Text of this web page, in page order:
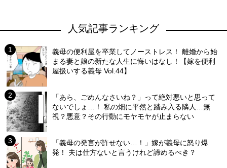
人気記事ランキング
義母の便利屋を卒業してノーストレス！ 離婚から始
まる妻と娘の新たな人生に悔いはなし！【嫁を便利
屋扱いする義母 Vol.44】
「あら、ごめんなさいね？」って絶対悪いと思って
ないでしょ…！ 私の畑に平然と踏み入る隣人…無
視？悪意？その行動にモヤモヤが止まらない
「義母の発言が許せない…！」嫁が義母に怒り爆
発！ 夫は仕方ないと言うけれど諦めるべき？